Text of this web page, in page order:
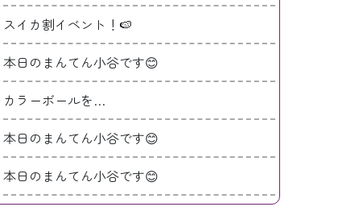
スイカ割イベント！🍉
本日のまんてん小谷です😊
カラーボールを…
本日のまんてん小谷です😊
本日のまんてん小谷です😊